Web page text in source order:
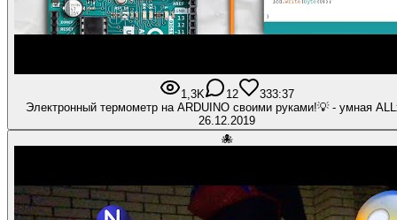
1,3K 12 333:37
Электронный термометр на ARDUINO своими руками!💡 - умная
26.12.2019
🐙